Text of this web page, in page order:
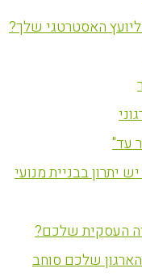
ליועץ האסטרטגי שלך?
עד"
יתרון בבניית מנועי
העסקית שלכם?
שלכם סוחב